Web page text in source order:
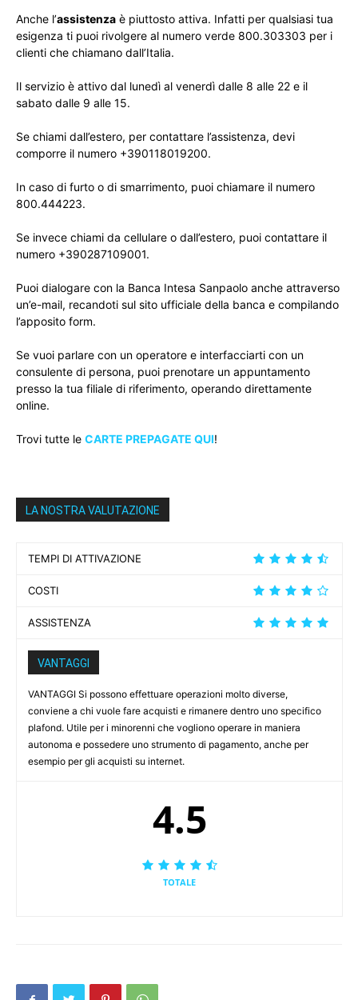
Anche l’assistenza è piuttosto attiva. Infatti per qualsiasi tua
esigenza ti puoi rivolgere al numero verde 800.303303 per i
clienti che chiamano dall’Italia.
Il servizio è attivo dal lunedì al venerdì dalle 8 alle 22 e il
sabato dalle 9 alle 15.
Se chiami dall’estero, per contattare l’assistenza, devi
comporre il numero +390118019200.
In caso di furto o di smarrimento, puoi chiamare il numero
800.444223.
Se invece chiami da cellulare o dall’estero, puoi contattare il
numero +390287109001.
Puoi dialogare con la Banca Intesa Sanpaolo anche attraverso
un’e-mail, recandoti sul sito ufficiale della banca e compilando
l’apposito form.
Se vuoi parlare con un operatore e interfacciarti con un
consulente di persona, puoi prenotare un appuntamento
presso la tua filiale di riferimento, operando direttamente
online.
Trovi tutte le CARTE PREPAGATE QUI!
LA NOSTRA VALUTAZIONE
TEMPI DI ATTIVAZIONE
COSTI
ASSISTENZA
VANTAGGI
VANTAGGI Si possono effettuare operazioni molto diverse,
conviene a chi vuole fare acquisti e rimanere dentro uno specifico
plafond. Utile per i minorenni che vogliono operare in maniera
autonoma e possedere uno strumento di pagamento, anche per
esempio per gli acquisti su internet.
4.5
TOTALE